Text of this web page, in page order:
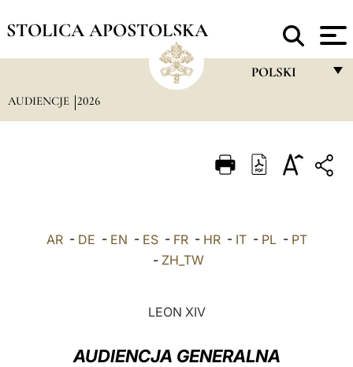
STOLICA APOSTOLSKA
POLSKI
ITALIANO
中文
AUDIENCJE 2026
AR- DE - EN - ES- FR- HR- IT- PL- PT
- ZH_TW
LEON XIV
AUDIENCJA GENERALNA